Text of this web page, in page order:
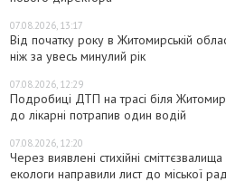
07.08.2026, 13:17
Від початку року в Житомирській
ніж за увесь минулий рік
07.08.2026, 12:29
Подробиці ДТП на трасі біля
до лікарні потрапив один водій
07.08.2026, 12:20
Через виявлені стихійні
екологи направили лист до міської